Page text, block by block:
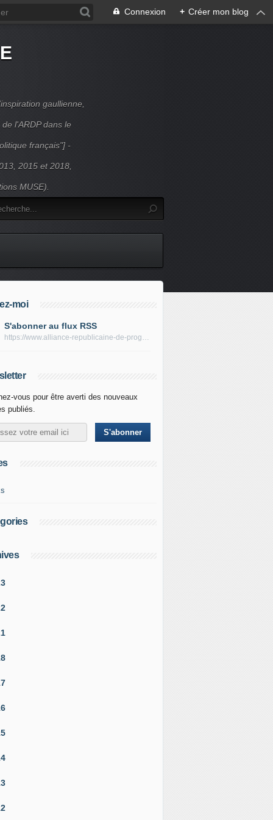
Connexion + Créer mon blog
gaullienne,
l'ARDP dans le
français"] -
2015 et 2018,
MUSE).
moi
S'abonner au flux RSS
https://www.alliance-republicaine-de-progres.com/rss
vous pour être averti des nouveaux
publiés.